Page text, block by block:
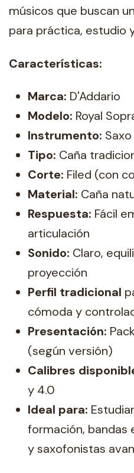
músicos que buscan
para práctica, estudio
Características:
Marca: D'Addario
Modelo: Royal
Instrumento:
Tipo: Caña
Corte: Filed (con
Material: Caña
Respuesta: Fácil
articulación
Sonido: Claro,
proyección
Perfil tradicional
cómoda y
Presentación:
(según versión)
Calibres
y 4.0
Ideal para:
formación, bandas
y saxofonistas